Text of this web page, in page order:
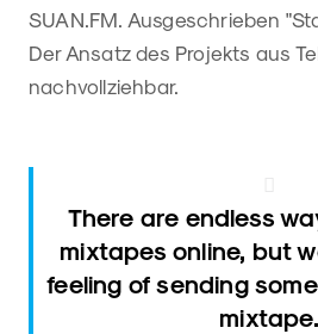
SUAN.FM. Ausgeschrieben
Der Ansatz des Projekts aus
nachvollziehbar.
There are endless
mixtapes online, but
feeling of sending
mixtape.